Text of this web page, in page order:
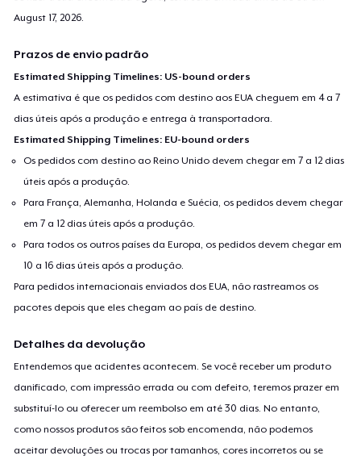
August 17, 2026.
Prazos de envio padrão
Estimated Shipping Timelines: US-bound orders
A estimativa é que os pedidos com destino aos EUA cheguem em 4 a 7
dias úteis após a produção e entrega à transportadora.
Estimated Shipping Timelines: EU-bound orders
Os pedidos com destino ao Reino Unido devem chegar em 7 a 12 dias
úteis após a produção.
Para França, Alemanha, Holanda e Suécia, os pedidos devem chegar
em 7 a 12 dias úteis após a produção.
Para todos os outros países da Europa, os pedidos devem chegar em
10 a 16 dias úteis após a produção.
Para pedidos internacionais enviados dos EUA, não rastreamos os
pacotes depois que eles chegam ao país de destino.
Detalhes da devolução
Entendemos que acidentes acontecem. Se você receber um produto
danificado, com impressão errada ou com defeito, teremos prazer em
substituí-lo ou oferecer um reembolso em até 30 dias. No entanto,
como nossos produtos são feitos sob encomenda, não podemos
aceitar devoluções ou trocas por tamanhos, cores incorretos ou se